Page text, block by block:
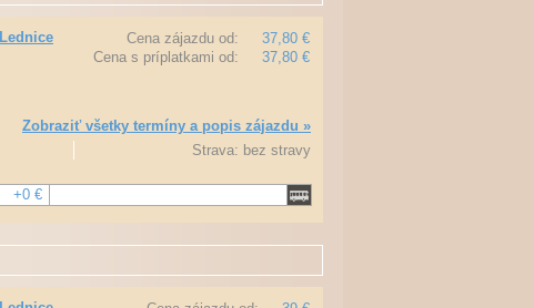
Cena zájazdu od:
37,80 €
Cena s príplatkami od:
37,80 €
Lednice
Zobraziť všetky termíny a popis zájazdu »
Strava: bez stravy
+0 €